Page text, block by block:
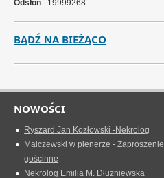
Odsłon : 19999268
BĄDŹ NA BIEŻĄCO
NOWOŚCI
Ryszard Jan Kozłowski -Nekrolog
Malczewski w plenerze - Zaproszenie
gościnne
Nekrolog Emilia M. Dłużniewska